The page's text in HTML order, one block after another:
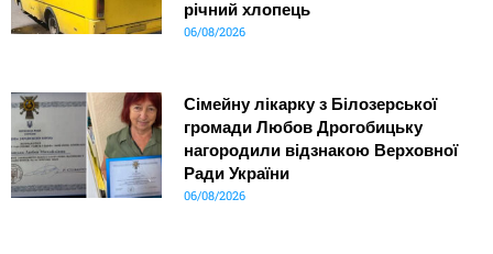
річний хлопець
06/08/2026
Сімейну лікарку з Білозерської
громади Любов Дрогобицьку
нагородили відзнакою Верховної
Ради України
06/08/2026